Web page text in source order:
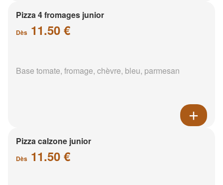
Pizza 4 fromages junior
Dès 11.50 €
Base tomate, fromage, chèvre, bleu, parmesan
Pizza calzone junior
Dès 11.50 €